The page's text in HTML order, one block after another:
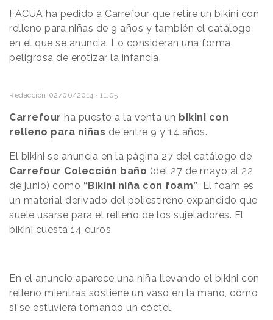
FACUA ha pedido a Carrefour que retire un bikini con
relleno para niñas de 9 años y también el catálogo
en el que se anuncia. Lo consideran una forma
peligrosa de erotizar la infancia.
Redacción 02/06/2014 · 11:05
Carrefour ha puesto a la venta un bikini con
relleno para niñas de entre 9 y 14 años.
El bikini se anuncia en la página 27 del catálogo de
Carrefour Colección baño (del 27 de mayo al 22
de junio) como “Bikini niña con foam”. El foam es
un material derivado del poliestireno expandido que
suele usarse para el relleno de los sujetadores. El
bikini cuesta 14 euros.
En el anuncio aparece una niña llevando el bikini con
relleno mientras sostiene un vaso en la mano, como
si se estuviera tomando un cóctel.